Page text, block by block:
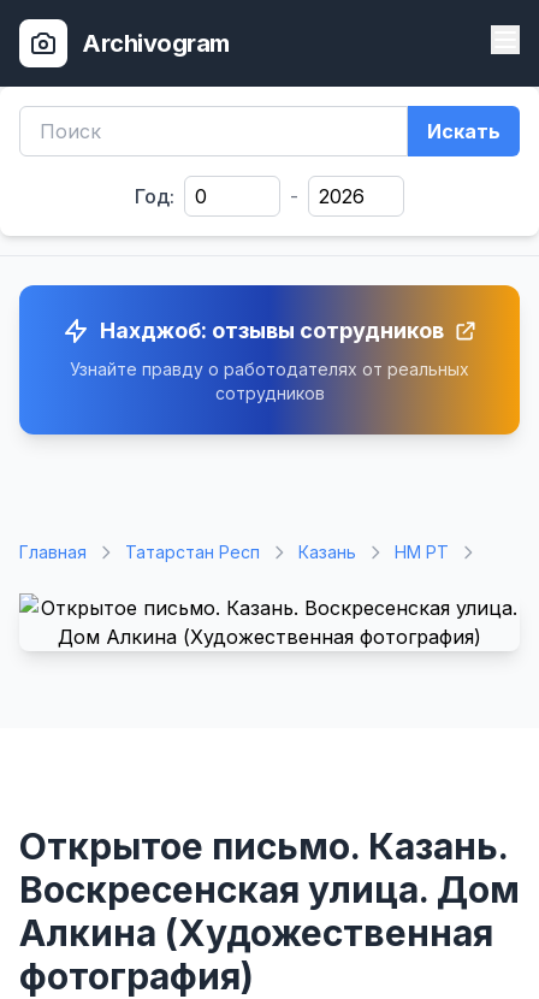
Archivogram
Искать
Год: -
Нахджоб: отзывы сотрудников
Узнайте правду о работодателях от реальных
сотрудников
Главная Татарстан Респ Казань НМ РТ
Открытое письмо. Казань.
Воскресенская улица. Дом
Алкина (Художественная
фотография)